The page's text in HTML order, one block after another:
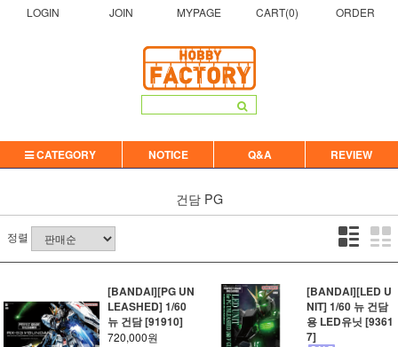
LOGIN JOIN MYPAGE CART(0) ORDER
CATEGORY NOTICE Q&A REVIEW
건담 PG
정렬
[BANDAI][PG UN
LEASHED] 1/60
뉴 건담 [91910]
720,000원
[BANDAI][LED U
NIT] 1/60 뉴 건담
용 LED유닛 [9361
7]